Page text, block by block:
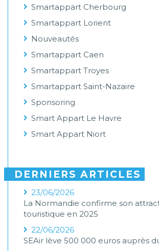
Smartappart Cherbourg
Smartappart Lorient
Nouveautés
Smartappart Caen
Smartappart Troyes
Smartappart Saint-Nazaire
Sponsoring
Smart Appart Le Havre
Smart Appart Niort
DERNIERS ARTICLES
23/06/2026
La Normandie confirme son
touristique en 2025
22/06/2026
SEAir lève 500 000 euros auprès